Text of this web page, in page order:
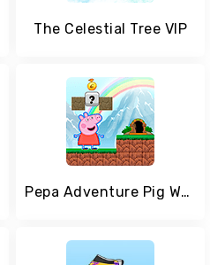
The Celestial Tree VIP
Pepa Adventure Pig World